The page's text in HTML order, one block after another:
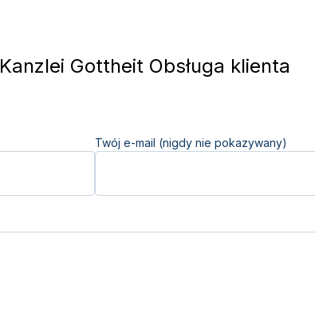
Kanzlei Gottheit Obsługa klienta
Twój e-mail (nigdy nie pokazywany)